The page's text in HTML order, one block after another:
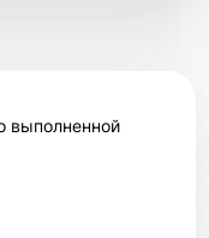
выполненной